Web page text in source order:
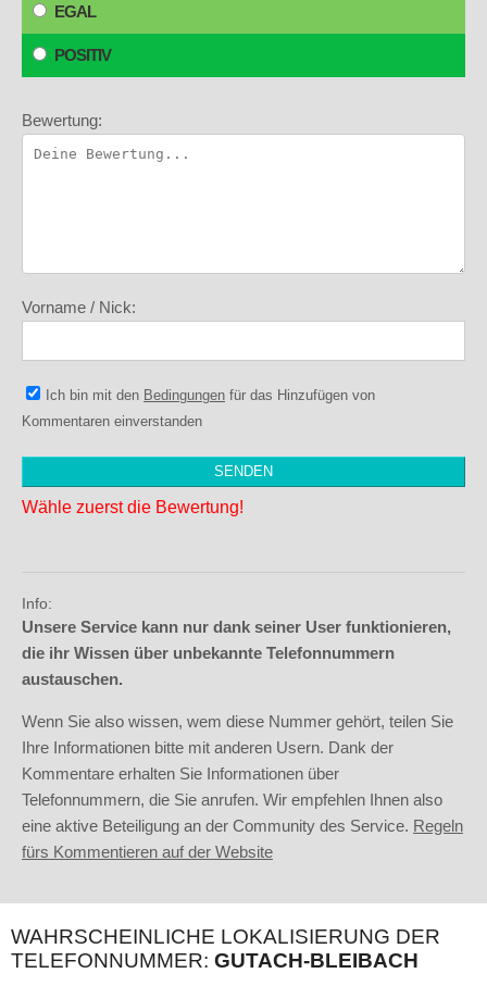
EGAL
POSITIV
Bewertung:
Vorname / Nick:
Ich bin mit den Bedingungen für das Hinzufügen von
Kommentaren einverstanden
Wähle zuerst die Bewertung!
Info:
Unsere Service kann nur dank seiner User funktionieren,
die ihr Wissen über unbekannte Telefonnummern
austauschen.
Wenn Sie also wissen, wem diese Nummer gehört, teilen Sie
Ihre Informationen bitte mit anderen Usern. Dank der
Kommentare erhalten Sie Informationen über
Telefonnummern, die Sie anrufen. Wir empfehlen Ihnen also
eine aktive Beteiligung an der Community des Service. Regeln
fürs Kommentieren auf der Website
WAHRSCHEINLICHE LOKALISIERUNG DER
TELEFONNUMMER: GUTACH-BLEIBACH